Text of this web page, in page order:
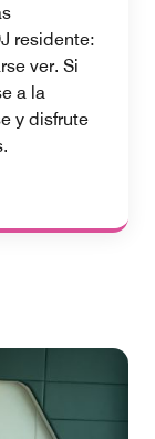
residente:
ver. Si
a la
y disfrute